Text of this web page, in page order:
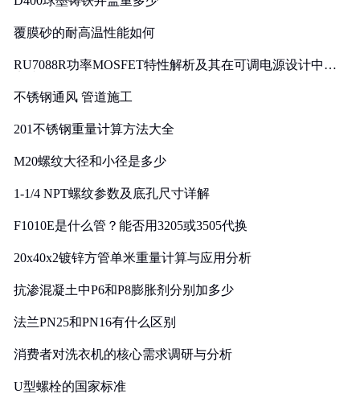
覆膜砂的耐高温性能如何
RU7088R功率MOSFET特性解析及其在可调电源设计中的
不锈钢通风 管道施工
201不锈钢重量计算方法大全
M20螺纹大径和小径是多少
1-1/4 NPT螺纹参数及底孔尺寸详解
F1010E是什么管？能否用3205或3505代换
20x40x2镀锌方管单米重量计算与应用分析
抗渗混凝土中P6和P8膨胀剂分别加多少
法兰PN25和PN16有什么区别
消费者对洗衣机的核心需求调研与分析
U型螺栓的国家标准